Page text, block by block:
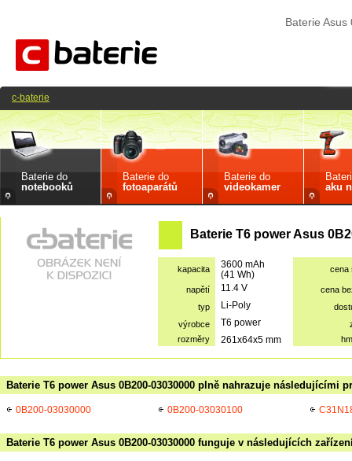
Baterie
Baterie do
notebooků
Baterie do
fotoaparátů
Baterie do
videokamer
aku
Baterie T6 power Asus
kapacita
3600 mAh
(41 Wh)
cena
napětí 11.4 V
cena
typ
Li-Poly
výrobce
T6 power
rozměry
261x64x5 mm
Baterie T6 power Asus 0B200-03030000 plně nahrazuje následujícími
0B200-03030000 0B200-03030100
Baterie T6 power Asus 0B200-03030000 funguje v následujících
c-baterie